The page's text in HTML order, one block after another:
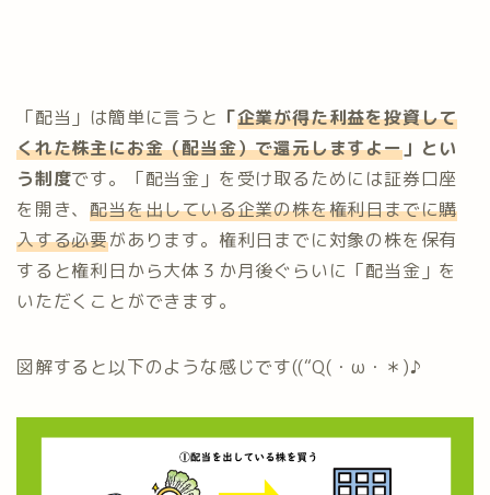
「配当」は簡単に言うと 「企業が得た利益を投資して
くれた株主にお金（配当金）で還元しますよー」とい
う制度です。「配当金」を受け取るためには証券口座
を開き、配当を出している企業の株を権利日までに購
入する必要があります。権利日までに対象の株を保有
すると権利日から大体３か月後ぐらいに「配当金」を
いただくことができます。
図解すると以下のような感じです((“Q(・ω・＊)♪